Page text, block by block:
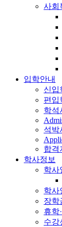
사회
입학안내
신입
편입
학석
석박
합격
학사정보
학사
학사
장학
휴학
수강